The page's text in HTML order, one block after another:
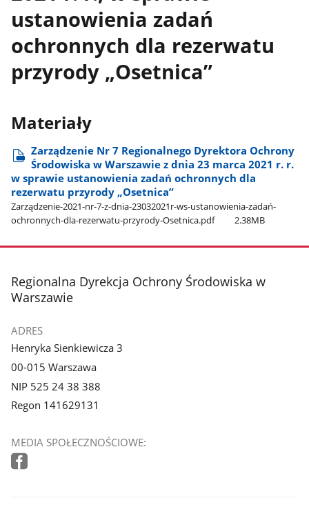
ustanowienia zadań
ochronnych dla rezerwatu
przyrody „Osetnica”
Materiały
Zarządzenie Nr 7 Regionalnego Dyrektora Ochrony
Środowiska w Warszawie z dnia 23 marca 2021 r. r.
w sprawie ustanowienia zadań ochronnych dla
rezerwatu przyrody „Osetnica”
Zarządzenie-2021-nr-7-z-dnia-23032021r-ws-ustanowienia-zadań-
ochronnych-dla-rezerwatu-przyrody-Osetnica.pdf
2.38MB
stopka
Regionalna Dyrekcja Ochrony Środowiska w
Warszawie
ADRES
Henryka Sienkiewicza 3
00-015 Warszawa
NIP 525 24 38 388
Regon 141629131
MEDIA SPOŁECZNOŚCIOWE: